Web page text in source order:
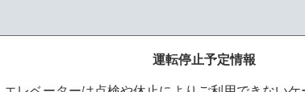
運転停止予定情報